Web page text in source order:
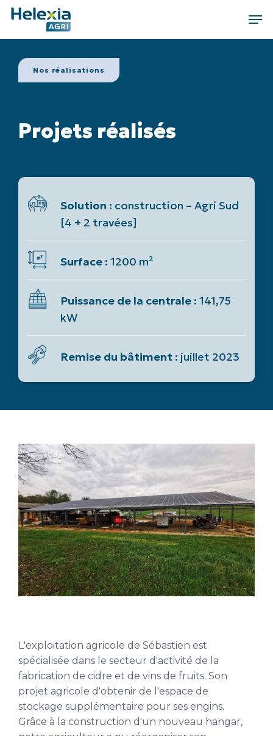
Skip
main
content
Nos réalisations
Projets réalisés
Solution : construction – Agri Sud
[4 + 2 travées]
Surface : 1200 m²
Puissance de la centrale : 141,75
kW
Remise du bâtiment : juillet 2023
L'exploitation agricole de Sébastien est
spécialisée dans le secteur d'activité de la
fabrication de cidre et de vins de fruits. Son
projet agricole d'obtenir de l'espace de
stockage supplémentaire pour ses engins.
Grâce à la construction d'un nouveau hangar,